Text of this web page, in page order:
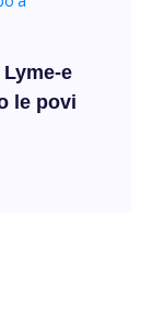
Lyme-e
le povi